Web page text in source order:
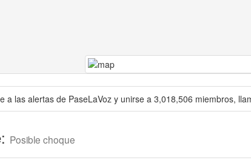
a las alertas de PaseLaVoz y unirse a 3,018,506 miembros,
Posible choque